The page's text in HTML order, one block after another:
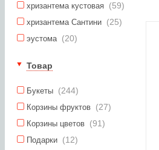
хризантема кустовая (59)
хризантема Сантини (25)
эустома (20)
Товар
Букеты (244)
Корзины фруктов (27)
Корзины цветов (91)
Подарки (12)